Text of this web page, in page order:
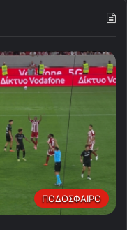
ΠΟΔΟΣΦΑΙΡΟ